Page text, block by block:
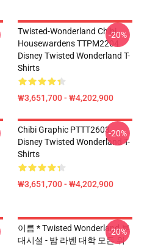
Twisted-Wonderland Chibi
Housewardens TTPM2204
Disney Twisted Wonderland T-
Shirts
₩3,651,700 - ₩4,202,900
-20%
Chibi Graphic PTTT2603
Disney Twisted Wonderland T-
Shirts
₩3,651,700 - ₩4,202,900
-20%
이름 * Twisted Wonderland 부
대시설 - 밤 라벤 대학 모든 위
-20%